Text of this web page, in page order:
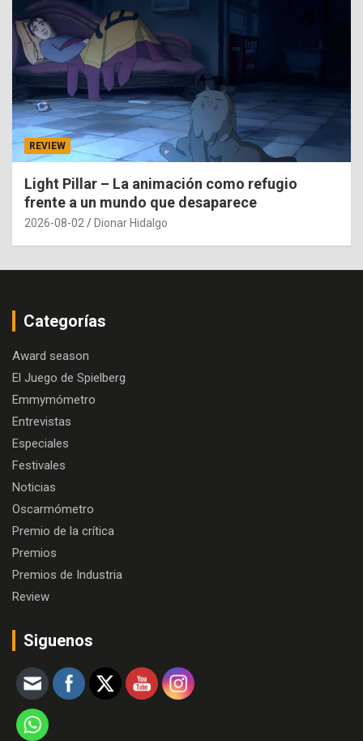
REVIEW
Light Pillar – La animación como refugio
frente a un mundo que desaparece
2026-08-02 Dionar Hidalgo
Categorías
Award season
El Juego de Spielberg
Emmymómetro
Entrevistas
Especiales
Festivales
Noticias
Oscarmómetro
Premio de la crítica
Premios
Premios de Industria
Review
Siguenos